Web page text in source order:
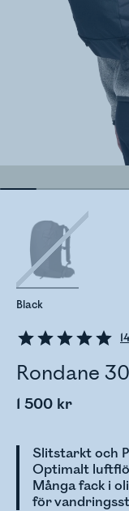
Rondane 30
1 500 kr
Slitstarkt och
Optimalt
Många fack i
för
Black